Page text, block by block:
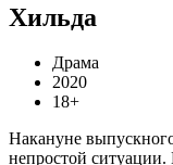
Хильда
Драма
2020
18+
Накануне
непростой